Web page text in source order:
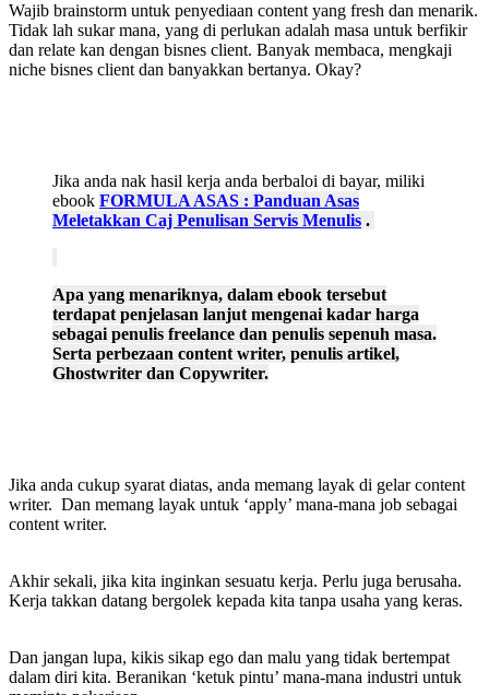
Wajib brainstorm untuk penyediaan content yang fresh dan menarik.
Tidak lah sukar mana, yang di perlukan adalah masa untuk berfikir
dan relate kan dengan bisnes client. Banyak membaca, mengkaji
niche bisnes client dan banyakkan bertanya. Okay?
Jika anda nak hasil kerja anda berbaloi di bayar, miliki
ebook FORMULA ASAS : Panduan Asas
Meletakkan Caj Penulisan Servis Menulis .
Apa yang menariknya, dalam ebook tersebut
terdapat penjelasan lanjut mengenai kadar harga
sebagai penulis freelance dan penulis sepenuh masa.
Serta perbezaan content writer, penulis artikel,
Ghostwriter dan Copywriter.
Jika anda cukup syarat diatas, anda memang layak di gelar content
writer. Dan memang layak untuk ‘apply’ mana-mana job sebagai
content writer.
Akhir sekali, jika kita inginkan sesuatu kerja. Perlu juga berusaha.
Kerja takkan datang bergolek kepada kita tanpa usaha yang keras.
Dan jangan lupa, kikis sikap ego dan malu yang tidak bertempat
dalam diri kita. Beranikan ‘ketuk pintu’ mana-mana industri untuk